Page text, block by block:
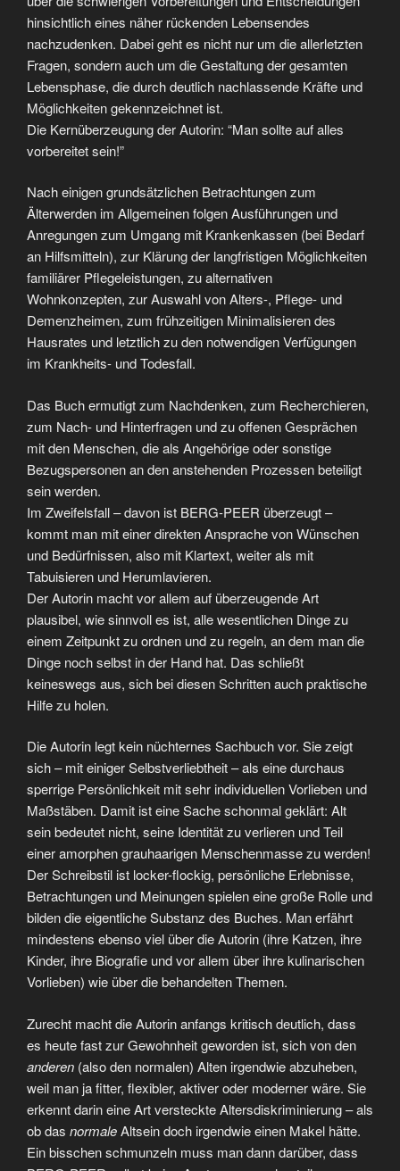
hinsichtlich eines näher rückenden Lebensendes
nachzudenken. Dabei geht es nicht nur um die allerletzten
Fragen, sondern auch um die Gestaltung der gesamten
Lebensphase, die durch deutlich nachlassende Kräfte und
Möglichkeiten gekennzeichnet ist.
Die Kernüberzeugung der Autorin: “Man sollte auf alles
vorbereitet sein!”
Nach einigen grundsätzlichen Betrachtungen zum
Älterwerden im Allgemeinen folgen Ausführungen und
Anregungen zum Umgang mit Krankenkassen (bei Bedarf
an Hilfsmitteln), zur Klärung der langfristigen Möglichkeiten
familiärer Pflegeleistungen, zu alternativen
Wohnkonzepten, zur Auswahl von Alters-, Pflege- und
Demenzheimen, zum frühzeitigen Minimalisieren des
Hausrates und letztlich zu den notwendigen Verfügungen
im Krankheits- und Todesfall.
Das Buch ermutigt zum Nachdenken, zum Recherchieren,
zum Nach- und Hinterfragen und zu offenen Gesprächen
mit den Menschen, die als Angehörige oder sonstige
Bezugspersonen an den anstehenden Prozessen beteiligt
sein werden.
Im Zweifelsfall – davon ist BERG-PEER überzeugt –
kommt man mit einer direkten Ansprache von Wünschen
und Bedürfnissen, also mit Klartext, weiter als mit
Tabuisieren und Herumlavieren.
Der Autorin macht vor allem auf überzeugende Art
plausibel, wie sinnvoll es ist, alle wesentlichen Dinge zu
einem Zeitpunkt zu ordnen und zu regeln, an dem man die
Dinge noch selbst in der Hand hat. Das schließt
keineswegs aus, sich bei diesen Schritten auch praktische
Hilfe zu holen.
Die Autorin legt kein nüchternes Sachbuch vor. Sie zeigt
sich – mit einiger Selbstverliebtheit – als eine durchaus
sperrige Persönlichkeit mit sehr individuellen Vorlieben und
Maßstäben. Damit ist eine Sache schonmal geklärt: Alt
sein bedeutet nicht, seine Identität zu verlieren und Teil
einer amorphen grauhaarigen Menschenmasse zu werden!
Der Schreibstil ist locker-flockig, persönliche Erlebnisse,
Betrachtungen und Meinungen spielen eine große Rolle und
bilden die eigentliche Substanz des Buches. Man erfährt
mindestens ebenso viel über die Autorin (ihre Katzen, ihre
Kinder, ihre Biografie und vor allem über ihre kulinarischen
Vorlieben) wie über die behandelten Themen.
Zurecht macht die Autorin anfangs kritisch deutlich, dass
es heute fast zur Gewohnheit geworden ist, sich von den
anderen (also den normalen) Alten irgendwie abzuheben,
weil man ja fitter, flexibler, aktiver oder moderner wäre. Sie
erkennt darin eine Art versteckte Altersdiskriminierung – als
ob das normaleAltsein doch irgendwie einen Makel hätte.
Ein bisschen schmunzeln muss man dann darüber, dass